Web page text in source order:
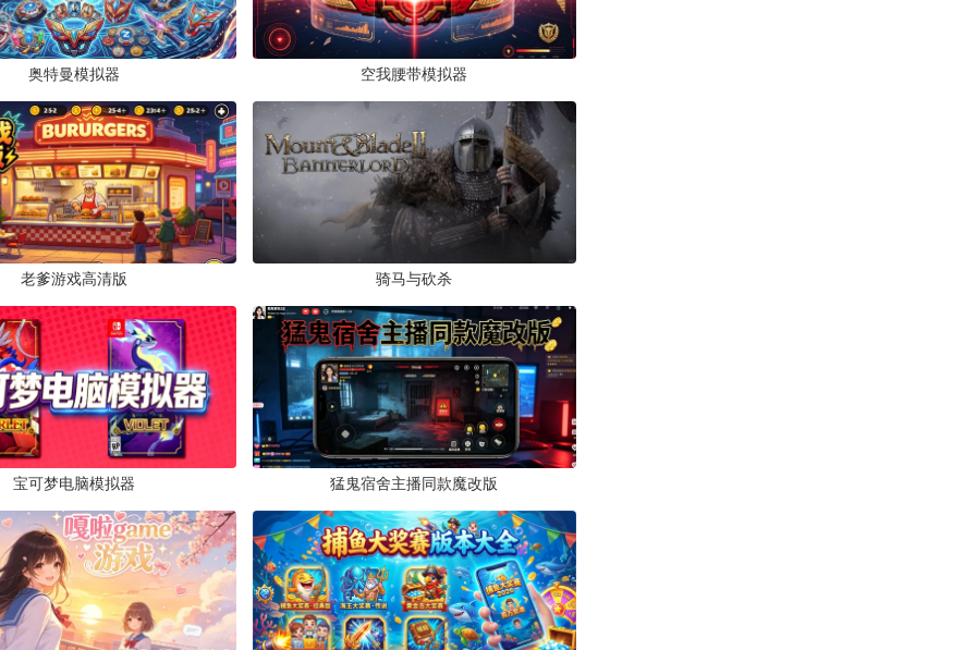
策略塔防 /101.1M/2022-07-08
下载
PvZ植物大战僵尸Lj版v1.1.2 最新版
策略塔防 /101.5M/2021-12-09
下载
植物大战僵尸升天版(升天pvz)v1.2.7 最新版
策略塔防 /73.7M/2022-04-24
下载
PVZ.LHZ官方版vLHZ C 最新版
策略塔防 /102.9M/ 2023-04-13
下载
pvz云蔬庆典版v1.1.5cd 最新版
下载
pvz仙版最新版v0.6.5 最新版
策略塔防 /176.9M / 2022-02-10
下载
奥特曼模拟器 空我腰带模拟器
老爹游戏高清版 骑马与砍杀
宝可梦电脑模拟器 猛鬼宿舍主播同款魔改版